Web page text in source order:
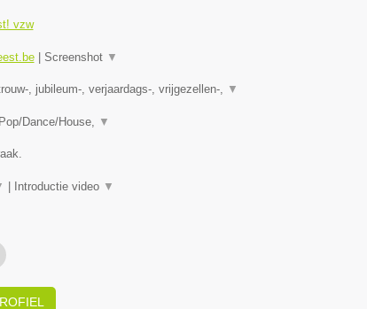
vzw
| Screenshot ▼
, jubileum-, verjaardags-, vrijgezellen-, ▼
Dance/House, ▼
Introductie video ▼